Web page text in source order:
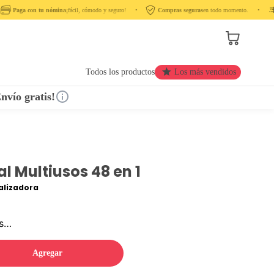
Paga con tu nómina¡fácil, cómodo y seguro! ‎ ‎ ‎ ‎ •‎ ‎ ‎ ‎ Compras segurasen todo momento. ‎ ‎ ‎ ‎ •‎ ‎ ‎ ‎ ‎
Todos los productos Los más vendidos
gratis!
Multiusos 48 en 1
Agregar